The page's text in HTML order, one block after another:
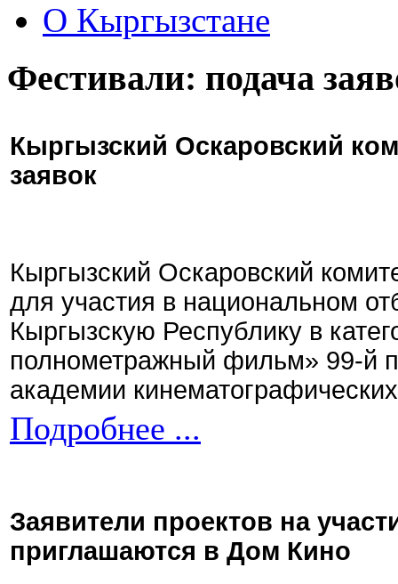
О Кыргызстане
Фестивали: подача
Кыргызский Оскаровский
заявок
Кыргызский Оскаровский
для участия в национальном
Кыргызскую Республику в
полнометражный фильм» 99-й
академии
Подробнее ...
Заявители проектов на
приглашаются в Дом Кино